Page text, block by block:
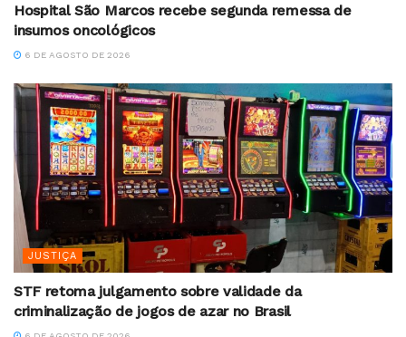
Hospital São Marcos recebe segunda remessa de
insumos oncológicos
6 DE AGOSTO DE 2026
JUSTIÇA
STF retoma julgamento sobre validade da
criminalização de jogos de azar no Brasil